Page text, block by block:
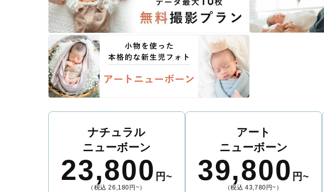
ナチュラル
ニューボーン
23,800 円~
（税込 26,180円~）
アート
ニューボーン
39,800 円~
（税込 43,780円~）